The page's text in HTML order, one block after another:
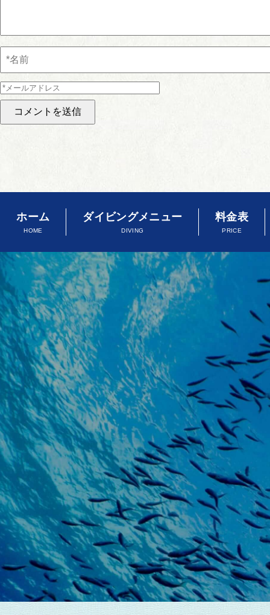
ホーム
HOME
ダイビングメニュー
DIVING
料金表
PRICE